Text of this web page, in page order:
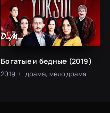
Богатые и бедные (2019)
2019 драма, мелодрама